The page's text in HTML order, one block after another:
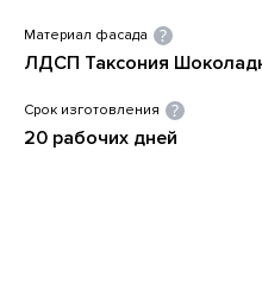
Материал фасада
ЛДСП Таксония
Срок изготовления
20 рабочих дней